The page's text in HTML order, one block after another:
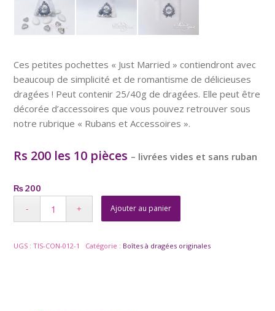
Ces petites pochettes « Just Married » contiendront avec
beaucoup de simplicité et de romantisme de délicieuses
dragées ! Peut contenir 25/40g de dragées. Elle peut être
décorée d’accessoires que vous pouvez retrouver sous
notre rubrique « Rubans et Accessoires ».
Rs 200 les 10 pièces – livrées vides et sans ruban
₨200
Ajouter au panier
UGS :TIS-CON-012-1 Catégorie : Boîtes à dragées originales